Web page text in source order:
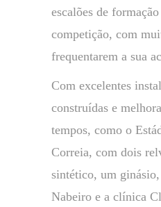
escalões de
competição, com
frequentarem a sua
Com excelentes
construídas e
tempos, como o
Correia, com dois
sintético, um
Nabeiro e a clínica